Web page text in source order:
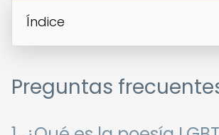
Índice
Preguntas